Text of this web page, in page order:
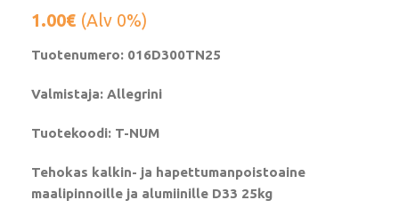
1.00€ (Alv 0%)
Tuotenumero: 016D300TN25
Valmistaja: Allegrini
Tuotekoodi: T-NUM
Tehokas kalkin- ja hapettumanpoistoaine
maalipinnoille ja alumiinille D33 25kg